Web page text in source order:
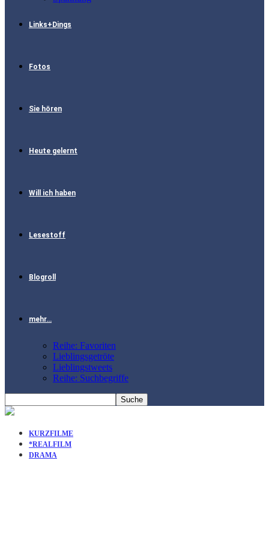
Links+Dings
Fotos
Sie hören
Heute gelernt
Will ich haben
Lesestoff
Blogroll
mehr…
Reihe: Favoriten
Lieblingsgetröte
Lieblingstweets
Reihe: Suchbegriffe
KURZFILME
*REALFILM
DRAMA